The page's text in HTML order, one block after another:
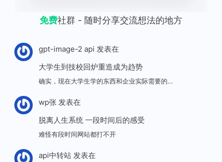
免费社群 - 随时分享交流想法的地方
gpt-image-2 api 发表在
大学生到技校回炉重造成为趋势
确实，现在大学生学的东西和企业实际需要的…
wp张发表在
脱离人生系统 一段时间后的感受
难怪有段时间网站都打不开
api中转站发表在